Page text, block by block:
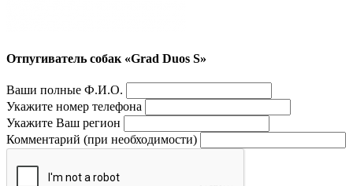
Отпугиватель собак «Grad Duos S»
Ваши полные Ф.И.О.
Укажите номер телефона
Укажите Ваш регион
Комментарий (при необходимости)